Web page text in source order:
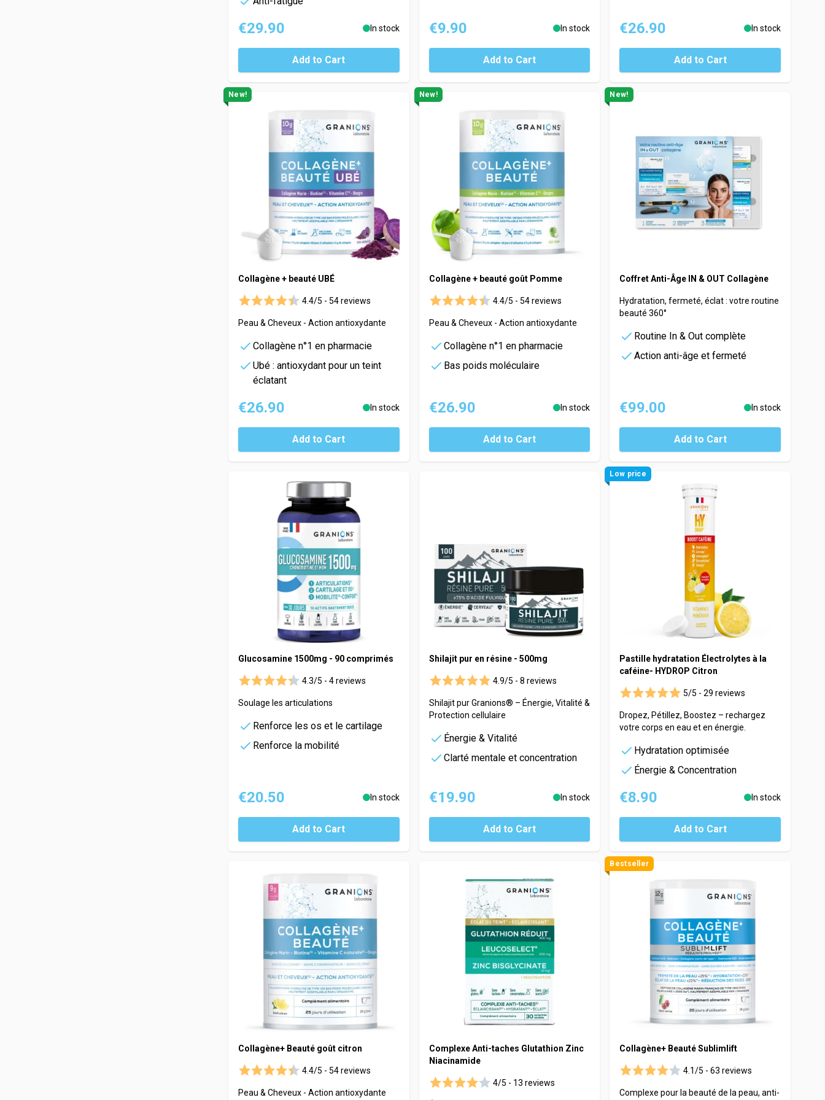
€29.90 In stock
Add to Cart
€9.90 In stock
Add to Cart
€26.90 In stock
Add to Cart
New!
Collagène + beauté UBÉ
4.4/5 - 54 reviews
Peau & Cheveux - Action antioxydante
Collagène n°1 en pharmacie
Ubé : antioxydant pour un teint
éclatant
€26.90 In stock
Add to Cart
New!
Collagène + beauté goût Pomme
4.4/5 - 54 reviews
Peau & Cheveux - Action antioxydante
Collagène n°1 en pharmacie
Bas poids moléculaire
€26.90 In stock
Add to Cart
New!
Coffret Anti-Âge IN & OUT Collagène
Hydratation, fermeté, éclat : votre routine
beauté 360°
Routine In & Out complète
Action anti-âge et fermeté
€99.00 In stock
Add to Cart
Glucosamine 1500mg - 90 comprimés
4.3/5 - 4 reviews
Soulage les articulations
Renforce les os et le cartilage
Renforce la mobilité
€20.50 In stock
Add to Cart
Shilajit pur en résine - 500mg
4.9/5 - 8 reviews
Shilajit pur Granions® – Énergie, Vitalité &
Protection cellulaire
Énergie & Vitalité
Clarté mentale et concentration
€19.90 In stock
Add to Cart
Low price
Pastille hydratation Électrolytes à la
caféine- HYDROP Citron
5/5 - 29 reviews
Dropez, Pétillez, Boostez – rechargez
votre corps en eau et en énergie.
Hydratation optimisée
Énergie & Concentration
€8.90 In stock
Add to Cart
Collagène+ Beauté goût citron
4.4/5 - 54 reviews
Peau & Cheveux - Action antioxydante
Complexe Anti-taches Glutathion Zinc
Niacinamide
4/5 - 13 reviews
Bestseller
Collagène+ Beauté Sublimlift
4.1/5 - 63 reviews
Complexe pour la beauté de la peau, anti-